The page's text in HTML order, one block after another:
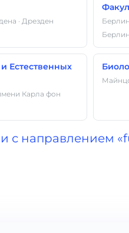
· Дрезден
Берлин
Естественных
Карла фон
с направлением